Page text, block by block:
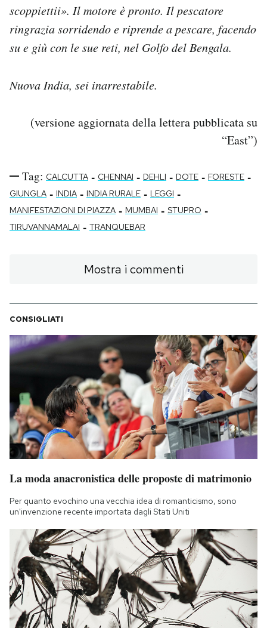
scoppiettii». Il motore è pronto. Il pescatore
ringrazia sorridendo e riprende a pescare, facendo
su e giù con le sue reti, nel Golfo del Bengala.
Nuova India, sei inarrestabile.
(versione aggiornata della lettera pubblicata su
“East”)
Tag: CALCUTTA - CHENNAI - DEHLI - DOTE - FORESTE -
GIUNGLA - INDIA - INDIA RURALE - LEGGI -
MANIFESTAZIONI DI PIAZZA - MUMBAI - STUPRO -
TIRUVANNAMALAI - TRANQUEBAR
Mostra i commenti
CONSIGLIATI
La moda anacronistica delle proposte di matrimonio
Per quanto evochino una vecchia idea di romanticismo, sono
un'invenzione recente importata dagli Stati Uniti